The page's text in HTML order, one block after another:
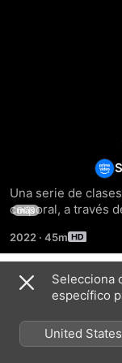
Una serie de
corporal, a través
condición física y
más
2022 · 45m
Temporada 101
Selecciona
específico
United States